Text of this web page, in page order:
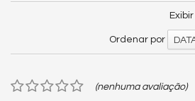
Exibir
Ordenar por
(nenhuma avaliação)